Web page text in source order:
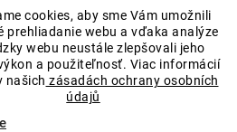
cookies, aby sme Vám umožnili
prehliadanie webu a vďaka analýze
webu neustále zlepšovali jeho
a použiteľnosť. Viac informácií
našich zásadách ochrany osobních
údajů